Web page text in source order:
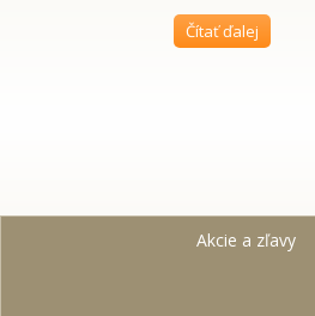
Čítať ďalej
Akcie a zľavy